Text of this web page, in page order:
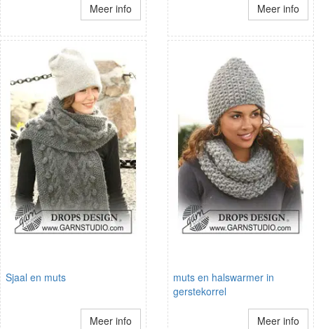
Meer info Meer info
Sjaal en muts
Meer info
muts en halswarmer in
gerstekorrel
Meer info